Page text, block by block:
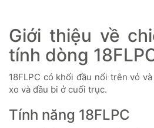
Giới thiệu về
tính dòng
18FLPC có khối đầu nối trên vỏ
xo và đầu bi ở cuối trục.
Tính năng 18FLPC